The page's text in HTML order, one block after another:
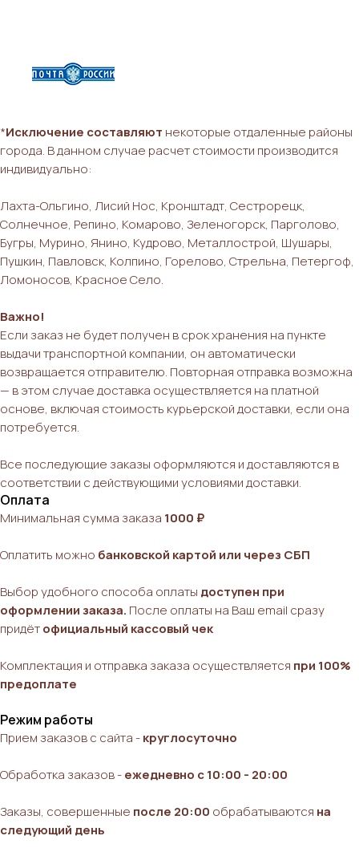
*Исключение составляют некоторые отдаленные районы
города. В данном случае расчет стоимости производится
индивидуально:
Лахта-Ольгино, Лисий Нос, Кронштадт, Сестрорецк,
Солнечное, Репино, Комарово, Зеленогорск, Парголово,
Бугры, Мурино, Янино, Кудрово, Металлострой, Шушары,
Пушкин, Павловск, Колпино, Горелово, Стрельна, Петергоф,
Ломоносов, Красное Село.
Важно!
Если заказ не будет получен в срок хранения на пункте
выдачи транспортной компании, он автоматически
возвращается отправителю. Повторная отправка возможна
— в этом случае доставка осуществляется на платной
основе, включая стоимость курьерской доставки, если она
потребуется.
Все последующие заказы оформляются и доставляются в
соответствии с действующими условиями доставки.
Оплата
Минимальная сумма заказа 1000 ₽
Оплатить можно банковской картой или через СБП
Выбор удобного способа оплаты доступен при
оформлении заказа. После оплаты на Ваш email сразу
придётофициальный кассовый чек
Комплектация и отправка заказа осуществляется при 100%
предоплате
Режим работы
Прием заказов с сайта -круглосуточно
Обработка заказов -ежедневно с 10:00 - 20:00
Заказы, совершенные после 20:00 обрабатываются на
следующий день